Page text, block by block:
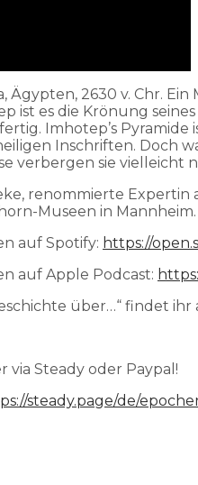
Ägypten, 2630 v. Chr.
ist es die Krönung
Imhotep’s
Inschriften. Doch
verbergen sie vielleicht
renommierte
Museen in Mannheim.
auf Spotify: https://
auf Apple Podcast:
über…“ findet
Steady oder Paypal!
steady.page/de/